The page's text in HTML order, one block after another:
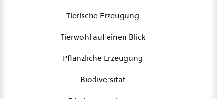
Tierische Erzeugung
Tierwohl auf einen Blick
Pflanzliche Erzeugung
Biodiversität